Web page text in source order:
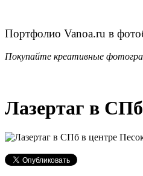
Портфолио Vanoa.ru в
Покупайте креативные
Лазертаг в